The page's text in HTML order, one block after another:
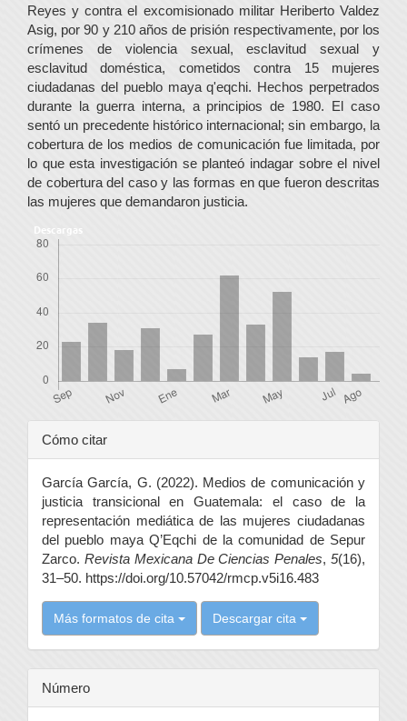
Reyes y contra el excomisionado militar Heriberto Valdez
Asig, por 90 y 210 años de prisión respectivamente, por los
crímenes de violencia sexual, esclavitud sexual y
esclavitud doméstica, cometidos contra 15 mujeres
ciudadanas del pueblo maya q'eqchi. Hechos perpetrados
durante la guerra interna, a principios de 1980. El caso
sentó un precedente histórico internacional; sin embargo, la
cobertura de los medios de comunicación fue limitada, por
lo que esta investigación se planteó indagar sobre el nivel
de cobertura del caso y las formas en que fueron descritas
las mujeres que demandaron justicia.
Descargas
Detalles
del
artículo
Cómo citar
García García, G. (2022). Medios de comunicación y
justicia transicional en Guatemala: el caso de la
representación mediática de las mujeres ciudadanas
del pueblo maya Q’Eqchi de la comunidad de Sepur
Zarco. Revista Mexicana De Ciencias Penales,5(16),
31–50. https://doi.org/10.57042/rmcp.v5i16.483
Más formatos de cita Descargar cita
Número